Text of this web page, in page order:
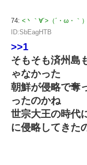
74: <丶｀∀´>（´・ω・｀
ID:SbEagHTB
>>1
そもそも済州島
ゃなかった
朝鮮が侵略で奪
ったのかね
世宗大王の時代
に侵略してきた